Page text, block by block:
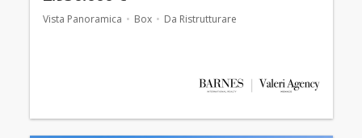
Vista Panoramica Box Da Ristrutturare